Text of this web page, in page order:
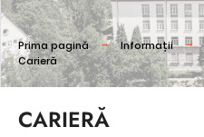
Prima pagină Informații
Carieră
CARIERĂ